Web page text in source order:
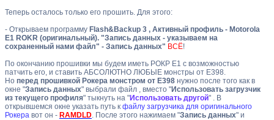
Теперь осталось только его прошить. Для этого:
- Открываем программу Flash&Backup 3 , Активный профиль - Motorola
E1 ROKR (оригинальный). "Запись данных - указываем на
сохраненный нами файл" - Запись данных" ВСЁ!
По окончанию прошивки мы будем иметь РОКР Е1 с возможностью
патчить его, и ставить АБСОЛЮТНО ЛЮБЫЕ монстры от E398.
Но перед прошивкой Рокера монстром от E398 нужно после того как в
окне "Запись данных" выбрали файл , вместо "Использовать загрузчик
из текущего профиля" тыкнуть на "Использовать другой" . В
открывшемся окне указать путь к файлу загрузчика для оригинального
Рокера вот он - RAMDLD . После этого нажимаем "Запись данных" и